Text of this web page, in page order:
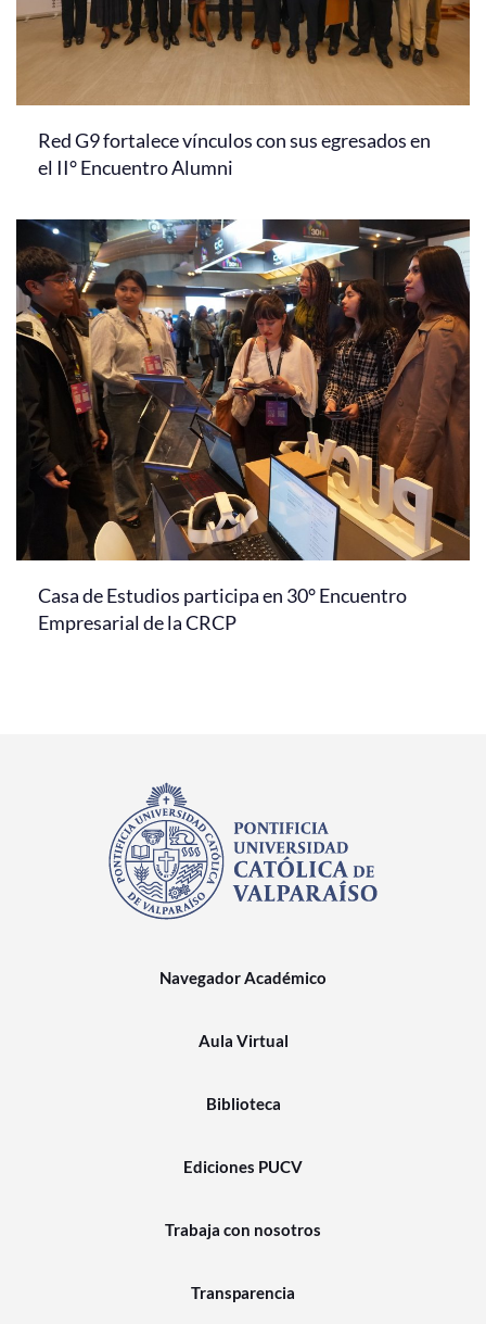
Red G9 fortalece vínculos con sus egresados en
el II° Encuentro Alumni
Casa de Estudios participa en 30° Encuentro
Empresarial de la CRCP
Navegador Académico
Aula Virtual
Biblioteca
Ediciones PUCV
Trabaja con nosotros
Transparencia